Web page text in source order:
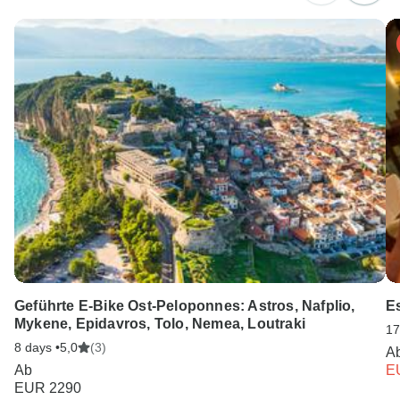
Unser Serviceteam ist 24 Stunden an 7 Tagen der Woche
Geführte E-Bike Ost-Peloponnes: Astros, Nafplio,
Mykene, Epidavros, Tolo, Nemea, Loutraki
8 days •5,0 (3)
Ab
EUR 2290